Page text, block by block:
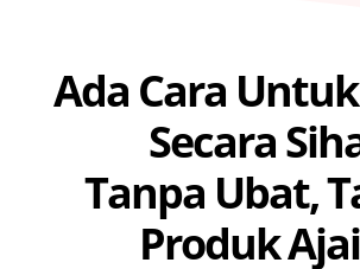
Ada Cara
Secara
Tanpa Ubat,
Produk